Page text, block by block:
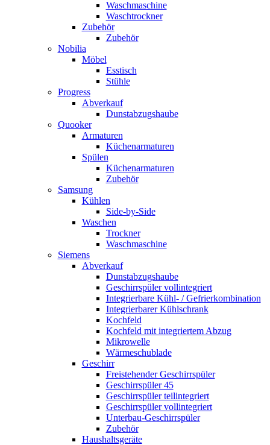
Waschmaschine
Waschtrockner
Zubehör
Zubehör
Nobilia
Möbel
Esstisch
Stühle
Progress
Abverkauf
Dunstabzugshaube
Quooker
Armaturen
Küchenarmaturen
Spülen
Küchenarmaturen
Zubehör
Samsung
Kühlen
Side-by-Side
Waschen
Trockner
Waschmaschine
Siemens
Abverkauf
Dunstabzugshaube
Geschirrspüler vollintegriert
Integrierbare Kühl- / Gefrierkombination
Integrierbarer Kühlschrank
Kochfeld
Kochfeld mit integriertem Abzug
Mikrowelle
Wärmeschublade
Geschirr
Freistehender Geschirrspüler
Geschirrspüler 45
Geschirrspüler teilintegriert
Geschirrspüler vollintegriert
Unterbau-Geschirrspüler
Zubehör
Haushaltsgeräte